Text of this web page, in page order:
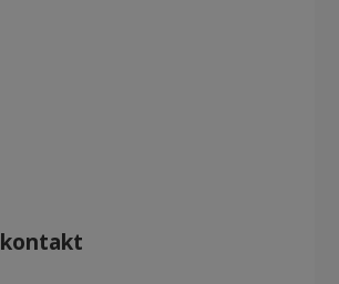
Jul 2027
kontakt